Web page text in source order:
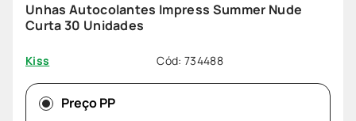
Unhas Autocolantes Impress Summer Nude
Curta 30 Unidades
Kiss Cód: 734488
Preço PP